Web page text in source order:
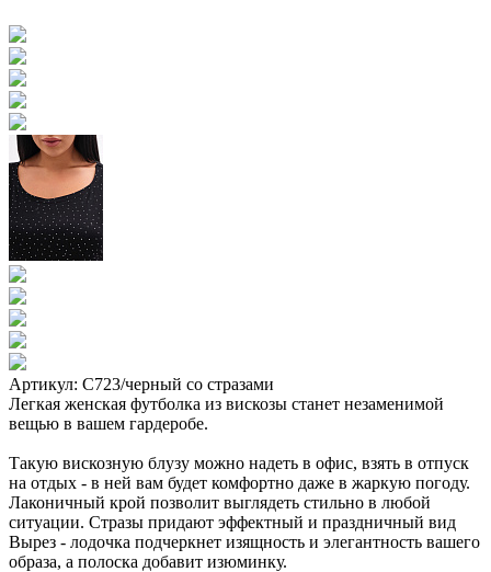
Артикул: С723/черный со стразами
Легкая женская футболка из вискозы станет незаменимой
вещью в вашем гардеробе.
Такую вискозную блузу можно надеть в офис, взять в отпуск
на отдых - в ней вам будет комфортно даже в жаркую погоду.
Лаконичный крой позволит выглядеть стильно в любой
ситуации. Стразы придают эффектный и праздничный вид
Вырез - лодочка подчеркнет изящность и элегантность вашего
образа, а полоска добавит изюминку.